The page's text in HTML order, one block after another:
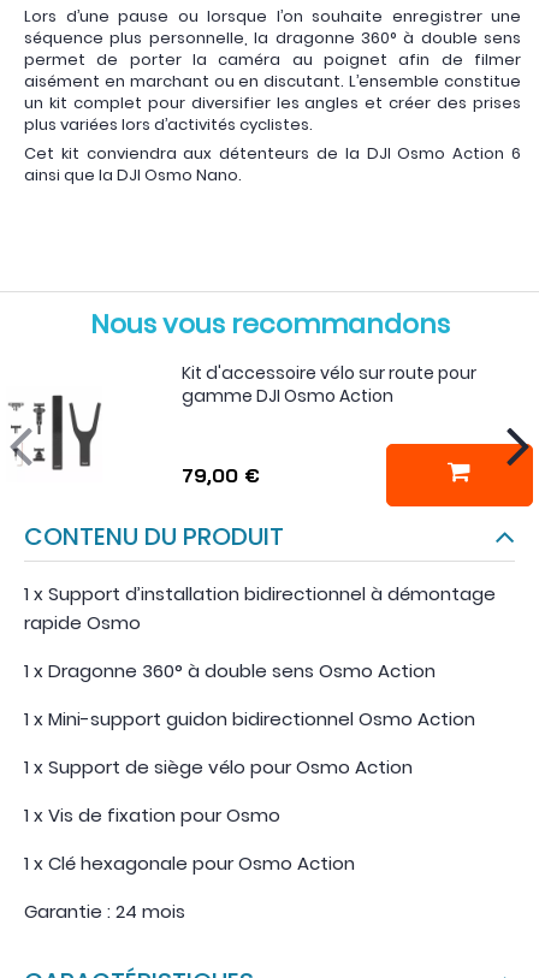
Lors d’une pause ou lorsque l’on souhaite enregistrer une
séquence plus personnelle, la dragonne 360° à double sens
permet de porter la caméra au poignet afin de filmer
aisément en marchant ou en discutant. L’ensemble constitue
un kit complet pour diversifier les angles et créer des prises
plus variées lors d’activités cyclistes.
Cet kit conviendra aux détenteurs de la DJI Osmo Action 6
ainsi que la DJI Osmo Nano.
Nous vous recommandons
Kit d'accessoire vélo sur route pour
gamme DJI Osmo Action
79,00 €
CONTENU DU PRODUIT
1 x Support d’installation bidirectionnel à démontage
rapide Osmo
1 x Dragonne 360° à double sens Osmo Action
1 x Mini-support guidon bidirectionnel Osmo Action
1 x Support de siège vélo pour Osmo Action
1 x Vis de fixation pour Osmo
1 x Clé hexagonale pour Osmo Action
Garantie : 24 mois